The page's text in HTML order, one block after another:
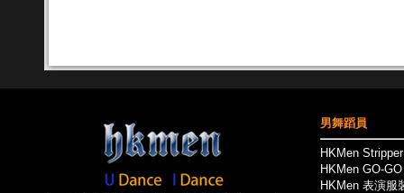
男舞蹈員
HKMen
HKMen GO-
HKMen 表演服